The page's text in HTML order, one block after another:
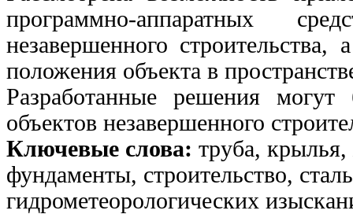
программно-аппаратных
незавершенного
положения объекта в
Разработанные решения
объектов незавершенного
Ключевые слова: труба, крылья,
фундаменты, строительство,
гидрометеорологических